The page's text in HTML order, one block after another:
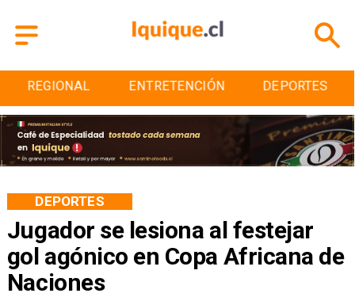
REGIONAL ENTRETENCIÓN DEPORTES
Jugador se lesiona al festejar
gol agónico en Copa Africana de
Naciones
DEPORTES